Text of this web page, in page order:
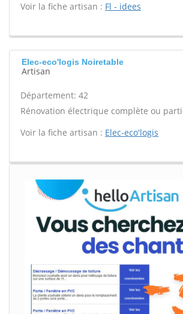
Voir la fiche artisan : Fl - idees
Elec-eco'logis Noiretable
Artisan
Département: 42
Rénovation électrique complète ou
Voir la fiche artisan : Elec-eco'logis